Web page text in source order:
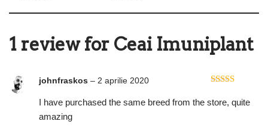
1 review for Ceai Imuniplant
of 5
johnfraskos – 2 aprilie 2020
I have purchased the same breed from the store, quite
amazing